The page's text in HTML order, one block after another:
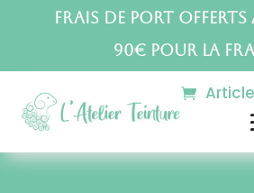
Frais de port offerts
90€ pour la